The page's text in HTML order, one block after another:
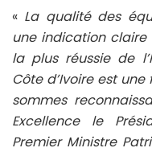
« La qualité des
une indication claire
la plus réussie de
Côte d’Ivoire est
sommes
Excellence le
Premier Ministre